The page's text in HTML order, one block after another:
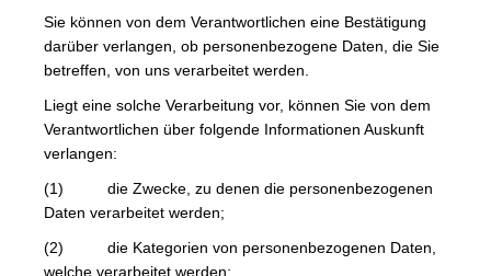
Sie können von dem Verantwortlichen eine Bestätigung
darüber verlangen, ob personenbezogene Daten, die Sie
betreffen, von uns verarbeitet werden.
Liegt eine solche Verarbeitung vor, können Sie von dem
Verantwortlichen über folgende Informationen Auskunft
verlangen:
(1) die Zwecke, zu denen die personenbezogenen
Daten verarbeitet werden;
(2) die Kategorien von personenbezogenen Daten,
welche verarbeitet werden;